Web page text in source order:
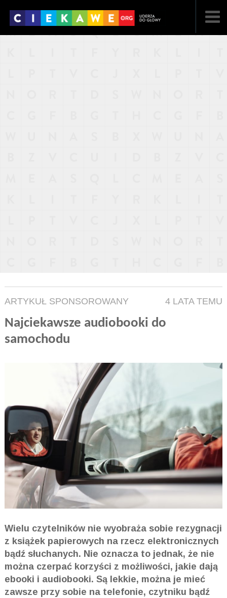
ARTYKUŁ SPONSOROWANY 4 LATA TEMU
Najciekawsze audiobooki do
samochodu
Wielu czytelników nie wyobraża sobie rezygnacji
z książek papierowych na rzecz elektronicznych
bądź słuchanych. Nie oznacza to jednak, że nie
można czerpać korzyści z możliwości, jakie dają
ebooki i audiobooki. Są lekkie, można je mieć
zawsze przy sobie na telefonie, czytniku bądź